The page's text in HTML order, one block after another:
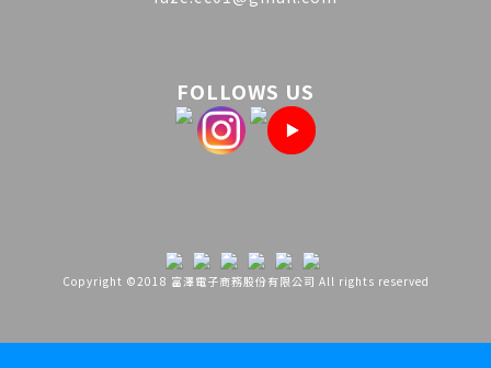
FOLLOWS US
Copyright ©2018 富澤電子商務股份有限公司 All rights reserved